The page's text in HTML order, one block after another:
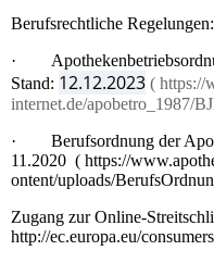
Berufsrechtliche Regelungen:
·
Stand: 12.12.2023 ( https://
internet.de/apobetro_1987/
· Berufsordnung der
11.2020 ( https://
ontent/uploads/
Zugang zur Online-
http://ec.europa.eu/